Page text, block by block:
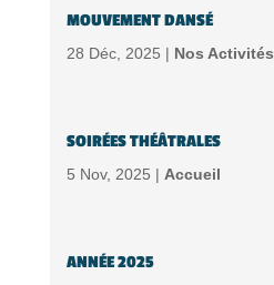
MOUVEMENT DANSÉ
28 Déc, 2025 | Nos Activités
SOIRÉES THÉÂTRALES
5 Nov, 2025 | Accueil
ANNÉE 2025